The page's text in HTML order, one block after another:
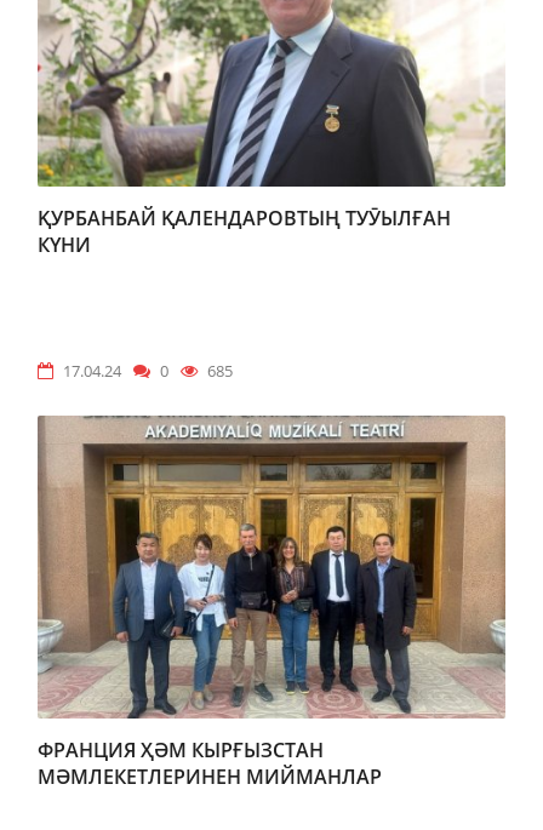
ҚУРБАНБАЙ ҚАЛЕНДАРОВТЫҢ ТУӮЫЛҒАН
КҮНИ
17.04.24 0 685
ФРАНЦИЯ ҲӘМ КЫРҒЫЗСТАН
МӘМЛЕКЕТЛЕРИНЕН МИЙМАНЛАР